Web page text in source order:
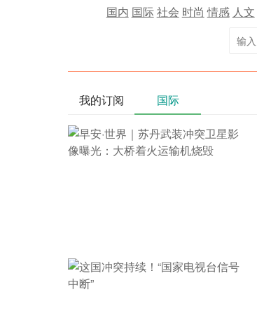
国内 国际社会 时尚 情感 人文
我的订阅 国际